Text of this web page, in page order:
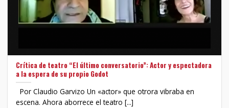
Crítica de teatro “El último conversatorio”: Actor y espectadora
a la espera de su propio Godot
Por Claudio Garvizo Un «actor» que otrora vibraba en
escena. Ahora aborrece el teatro [...]